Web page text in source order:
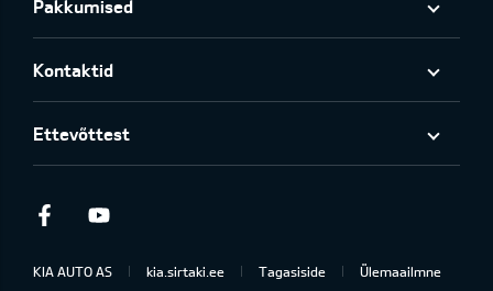
Pakkumised
Kontaktid
Ettevõttest
Facebook
KIA AUTO AS kia.sirtaki.ee Tagasiside Ülemaailmne